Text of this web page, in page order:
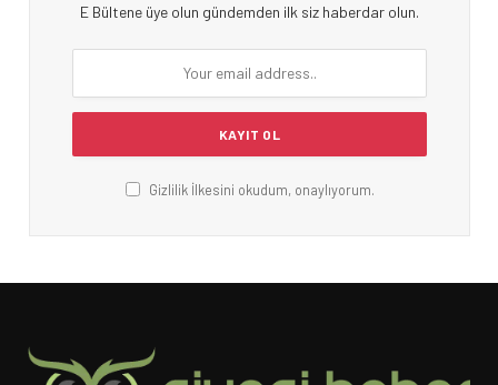
E Bültene üye olun gündemden ilk siz haberdar olun.
Gizlilik İlkesini okudum, onaylıyorum.